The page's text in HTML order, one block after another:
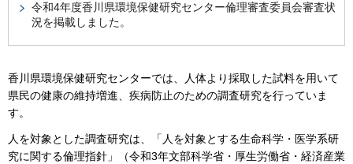
令和4年度香川県環境保健研究センター倫理審査委員会審査状
況を掲載しました。
香川県環境保健研究センターでは、人体より採取した試料を用いて
県民の健康の維持増進、疾病防止のための調査研究を行っていま
す。
人を対象とした調査研究は、「人を対象とする生命科学・医学系研
究に関する倫理指針」（令和3年文部科学省・厚生労働省・経済産業